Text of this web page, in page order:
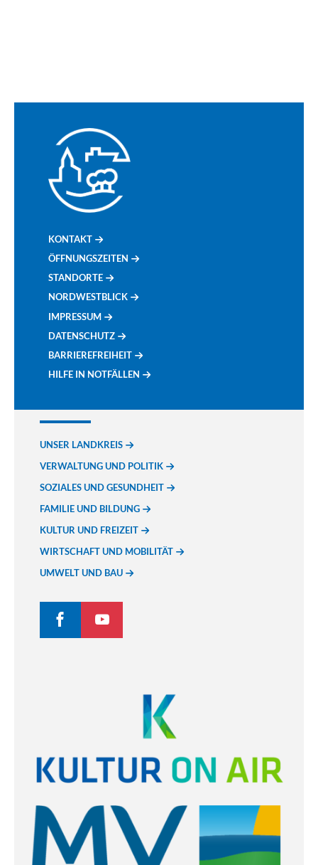
KONTAKT
ÖFFNUNGSZEITEN
STANDORTE
NORDWESTBLICK
IMPRESSUM
DATENSCHUTZ
BARRIEREFREIHEIT
HILFE IN NOTFÄLLEN
UNSER LANDKREIS
VERWALTUNG UND POLITIK
SOZIALES UND GESUNDHEIT
FAMILIE UND BILDUNG
KULTUR UND FREIZEIT
WIRTSCHAFT UND MOBILITÄT
UMWELT UND BAU